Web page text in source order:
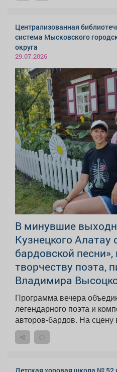
Централизованная
система Мысковского
округа
29.07.2026
В минувшие
Кузнецкого Алатау
бардовской
творчеству поэта,
Владимира
Программа вечера
легендарного поэта и